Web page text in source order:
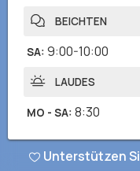
BEICHTEN
SA: 9:00-10:00
LAUDES
MO - SA: 8:30
Haben Sie falsche oder
Unterstützen